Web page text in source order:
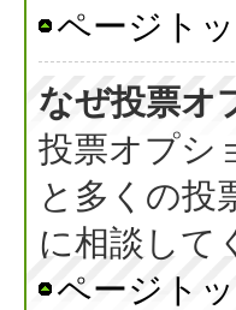
ページト
なぜ投票オ
投票オプシ
と多くの投
に相談して
ページト